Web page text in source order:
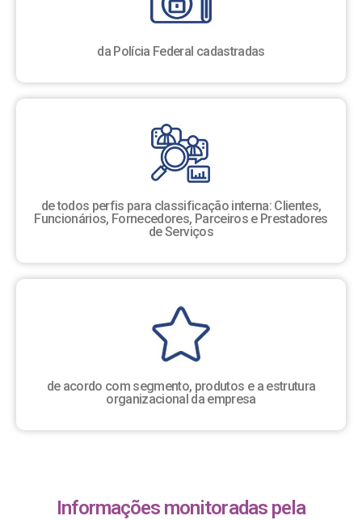
da Polícia Federal cadastradas
de todos perfis para classificação interna: Clientes,
Funcionários, Fornecedores, Parceiros e Prestadores
de Serviços
de acordo com segmento, produtos e a estrutura
organizacional da empresa
Informações monitoradas pela